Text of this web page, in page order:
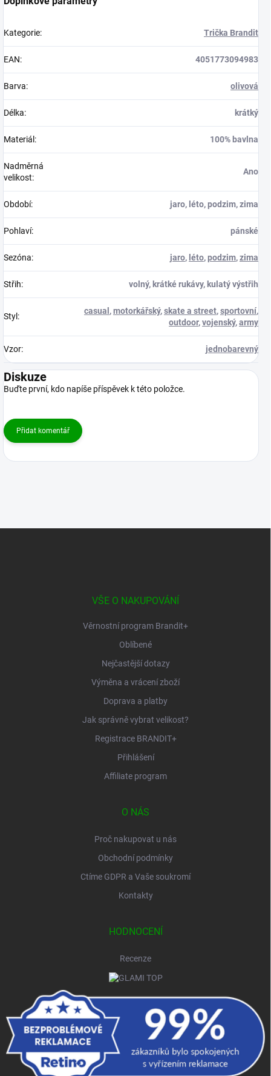
Kategorie: Trička Brandit
EAN: 4051773094983
Barva: olivová
Délka: krátký
Materiál : 100% bavlna
Nadměrná
velikost:
Ano
Období: jaro, léto, podzim, zima
Pohlaví: pánské
Sezóna: jaro, léto,podzim,zima
Střih: volný, krátké rukávy, kulatý výstřih
Styl :
casual ,motorkářský,skate a street,sportovní,
outdoor,vojenský,army
Vzor: jednobarevný
Diskuze
Buďte první, kdo napíše příspěvek k této položce.
Přidat komentář
VŠE O NAKUPOVÁNÍ
Věrnostní program Brandit+
Oblíbené
Nejčastější dotazy
Výměna a vrácení zboží
Doprava a platby
Jak správně vybrat velikost?
Registrace BRANDIT+
Přihlášení
Affiliate program
O NÁS
Proč nakupovat u nás
Obchodní podmínky
Ctíme GDPR a Vaše soukromí
Kontakty
HODNOCENÍ
Recenze